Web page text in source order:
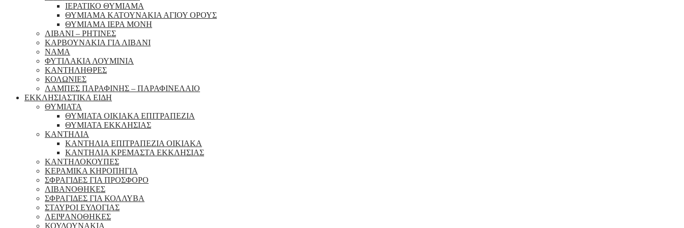
ΙΕΡΑΤΙΚΟ ΘΥΜΙΑΜΑ
ΘΥΜΙΑΜΑ ΚΑΤΟΥΝΑΚΙΑ ΑΓΙΟΥ ΟΡΟΥΣ
ΘΥΜΙΑΜΑ ΙΕΡΑ ΜΟΝΗ
ΛΙΒΑΝΙ – ΡΗΤΙΝΕΣ
ΚΑΡΒΟΥΝΑΚΙΑ ΓΙΑ ΛΙΒΑΝΙ
ΝΑΜΑ
ΦΥΤΙΛΑΚΙΑ ΛΟΥΜΙΝΙΑ
ΚΑΝΤΗΛΗΘΡΕΣ
ΚΟΛΩΝΙΕΣ
ΛΑΜΠΕΣ ΠΑΡΑΦΙΝΗΣ – ΠΑΡΑΦΙΝΕΛΑΙΟ
ΕΚΚΛΗΣΙΑΣΤΙΚΑ ΕΙΔΗ
ΘΥΜΙΑΤΑ
ΘΥΜΙΑΤΑ ΟΙΚΙΑΚΑ ΕΠΙΤΡΑΠΕΖΙΑ
ΘΥΜΙΑΤΑ ΕΚΚΛΗΣΙΑΣ
ΚΑΝΤΗΛΙΑ
ΚΑΝΤΗΛΙΑ ΕΠΙΤΡΑΠΕΖΙΑ ΟΙΚΙΑΚΑ
ΚΑΝΤΗΛΙΑ ΚΡΕΜΑΣΤΑ ΕΚΚΛΗΣΙΑΣ
ΚΑΝΤΗΛΟΚΟΥΠΕΣ
ΚΕΡΑΜΙΚΑ ΚΗΡΟΠΗΓΙΑ
ΣΦΡΑΓΙΔΕΣ ΓΙΑ ΠΡΟΣΦΟΡΟ
ΛΙΒΑΝΟΘΗΚΕΣ
ΣΦΡΑΓΙΔΕΣ ΓΙΑ ΚΟΛΛΥΒΑ
ΣΤΑΥΡΟΙ ΕΥΛΟΓΙΑΣ
ΛΕΙΨΑΝΟΘΗΚΕΣ
ΚΟΥΔΟΥΝΑΚΙΑ